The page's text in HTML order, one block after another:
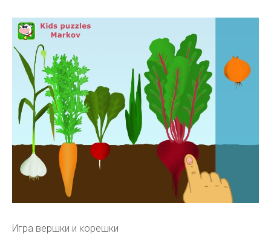
Игра вершки и корешки